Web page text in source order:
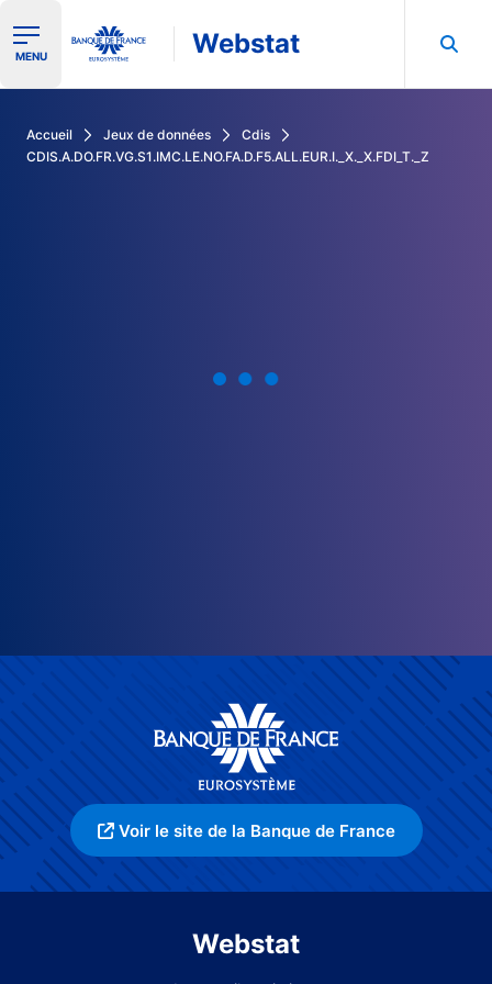
Ouvrir le menu de navigation
MENU Webstat
Accueil Jeux de données
Cdis
CDIS.A.DO.FR.VG.S1.IMC.LE.NO.FA.D.F5.ALL.EUR.I._X._X.FDI_T._Z
Voir le site de la Banque de France
Webstat